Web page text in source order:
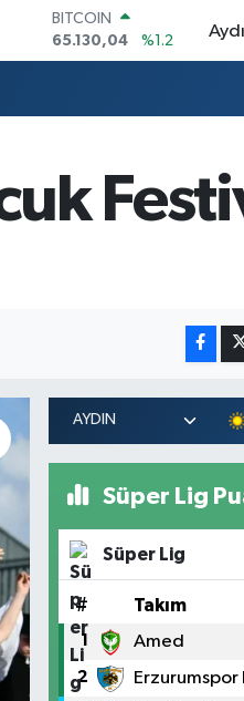
DOLAR
47,7106
%0.17
EURO
6618.49
%2.12
BİST100
13.773
%-19
Süper Lig
Süper Lig
# Takım
1 Amed
2 Erzurumspor